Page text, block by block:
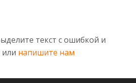
текст с ошибкой и
напишите нам